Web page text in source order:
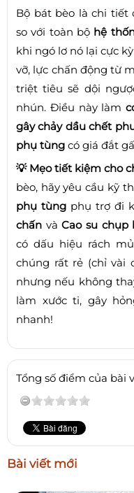
Bộ bát bèo là chi tiết
so với toàn bộ hệ
khi ngó lơ nó lại cực
vỡ, lực chấn động từ
triệt tiêu sẽ dội
nhún. Điều này làm
gây chảy dầu chết
phụ tùng có giá đắt
💡 Mẹo tiết kiệm cho
bèo, hãy yêu cầu kỹ
phụ tùng phụ trợ đi
chấn vàCao su chụp
có dấu hiệu rách
chúng rất rẻ (chỉ vài
nhưng nếu không
làm xước ti, gây
nhanh!
Tổng số điểm của bài
Bài viết mới